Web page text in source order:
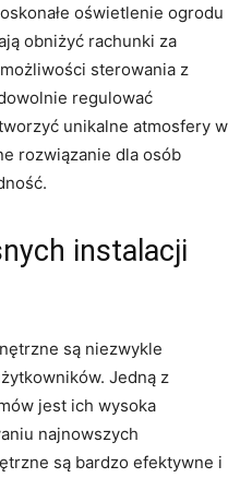
oświetlenie ogrodu
obniżyć rachunki za
sterowania⁤ z
regulować
unikalne atmosfery w
rozwiązanie dla osób
instalacji
są niezwykle
Jedną z
jest⁣ ich wysoka
najnowszych
są bardzo efektywne i